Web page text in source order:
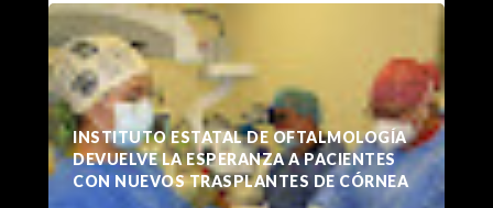
INSTITUTO ESTATAL DE OFTALMOLOGÍA
DEVUELVE LA ESPERANZA A PACIENTES
CON NUEVOS TRASPLANTES DE CÓRNEA